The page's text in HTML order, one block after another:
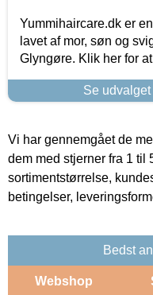
Yummihaircare.dk er
lavet af mor, søn og
Glyngøre. Klik her for
Se
Vi har gennemgået de
dem med stjerner fra 1 til
sortimentstørrelse,
betingelser,
Bedst
Webshop